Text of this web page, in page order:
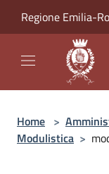
Regione Emilia-
Home >
Modulistica >